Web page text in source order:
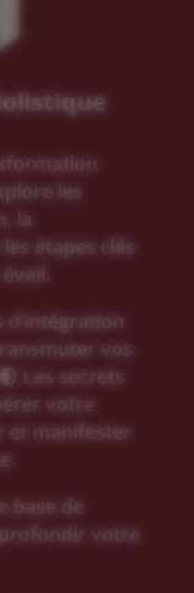
les
la
étapes clés
d’intégration
vos
Les secrets
votre
et manifester
base de
votre